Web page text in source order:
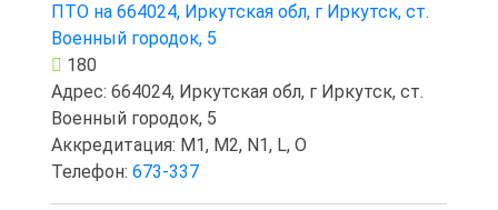
ПТО на 664024, Иркутская обл, г Иркутск, ст.
Военный городок, 5
180
Адрес: 664024, Иркутская обл, г Иркутск, ст.
Военный городок, 5
Аккредитация: M1, M2, N1, L, O
Телефон: 673-337